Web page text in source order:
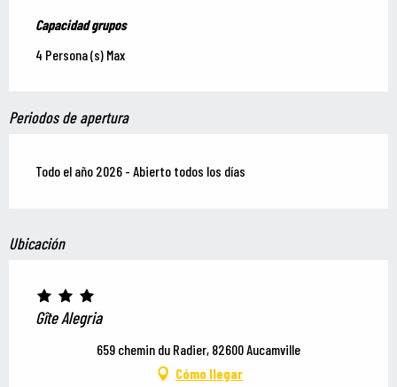
Capacidad grupos
Capacidad grupos
4 Persona (s) Max
Periodos de apertura
Todo el año 2026 - Abierto todos los días
Ubicación
Gîte Alegria
659 chemin du Radier, 82600 Aucamville
Cómo llegar